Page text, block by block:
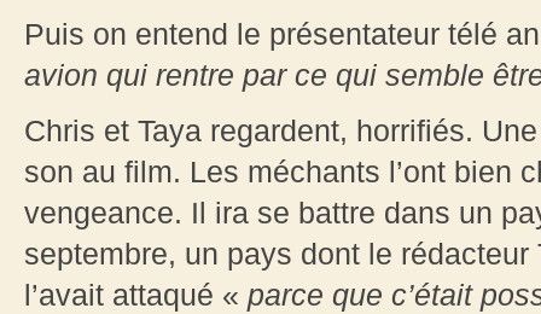
Puis on entend le présentateur télé
avion qui rentre par ce qui semble
Chris et Taya regardent, horrifiés.
son au film. Les méchants l’ont bien
vengeance. Il ira se battre dans un
septembre, un pays dont le
l’avait attaqué « parce que c’était